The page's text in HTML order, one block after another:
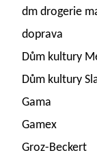
dm drogerie
doprava
Dům kultury
Dům kultury
Gama
Gamex
Groz-Beckert